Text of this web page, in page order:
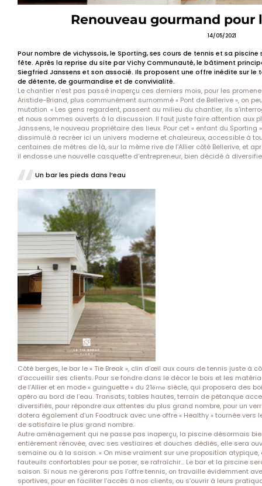
Renouveau gourmand pour
14/05/2021
Pour nombre de vichyssois, le Sporting, ses cours de tennis et sa
fête. Après la reprise du site par Vichy Communauté, le bâtiment
Siegfried Janssens et son associé. Ils proposent une offre inédite sur le
de détente, de gourmandise et de convivialité.
Le chantier n’est pas passé inaperçu ces derniers mois, pour les
Aristide-Briand, plus communément surnommé « Pont de Bellerive », on
mutation. « Les gens regardent, passent au milieu du chantier, ils
et nous sommes ouverts à la discussion. Il faut juste faire attention aux
Janssens, le nouveau propriétaire des lieux. Pour cet « enfant du
dissimulé à recréer ici un univers moderne et chaleureux, accessible à
centaines de mètres de là, sur la même rive de l’Allier côté Bellerive, et
il endosse une nouvelle casquette d’entrepreneur, bien décidé à
Un bar les pieds dans l’eau
Côté berges, le bar le « Tie Break », clin d’œil aux cours de tennis juste à
d’accueillir ses clients. Pour se fondre dans le décor le bois et les
de l’Allier et en mode « guinguette » du 21ème siècle, qui proposera des
apéro au bord de l’eau. Transats, tables hautes, terrain de pétanque
diversifiés, pour répondre aux attentes du plus grand nombre, pour un
dotera également d’un Foodtruck avec une offre « Healthy » tournée
de satisfaire le plus grand nombre.
Autre aménagement qui ne passe pas inaperçu, la piscine désormais
entièrement rénovée, avec ses vestiaires et douches dédiés, elle sera
semaine ou à la saison. « On mise vraiment sur une proposition
fauteuils confortables pour se poser, se rafraîchir… Le bar et la piscine
saison. Si nous ne gérerons pas l’offre tennis, on travaille évidemment
sportives, pour en faciliter l’accès à nos clients, ou s’ouvrir à leurs